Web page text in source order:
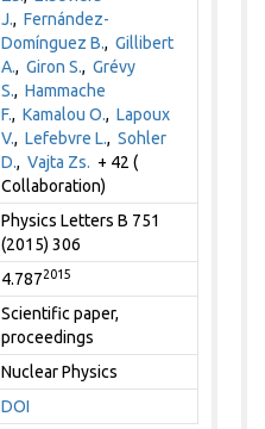
J.,Fernández-
Domínguez B.,Gillibert
A.,Giron S.,Grévy
S.,Hammache
F.,Kamalou O.,Lapoux
V.,Lefebvre L.,Sohler
D.,Vajta Zs. + 42 (
Collaboration)
Physics Letters B 751
(2015) 306
4.7872015
Scientific paper,
proceedings
Nuclear Physics
DOI